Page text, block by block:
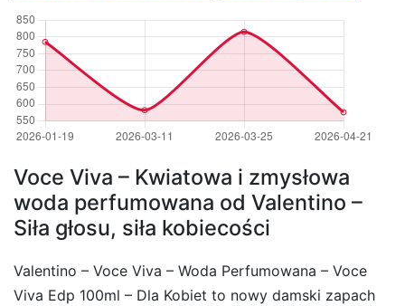
Voce Viva – Kwiatowa i zmysłowa
woda perfumowana od Valentino –
Siła głosu, siła kobiecości
Valentino – Voce Viva – Woda Perfumowana – Voce
Viva Edp 100ml – Dla Kobiet to nowy damski zapach